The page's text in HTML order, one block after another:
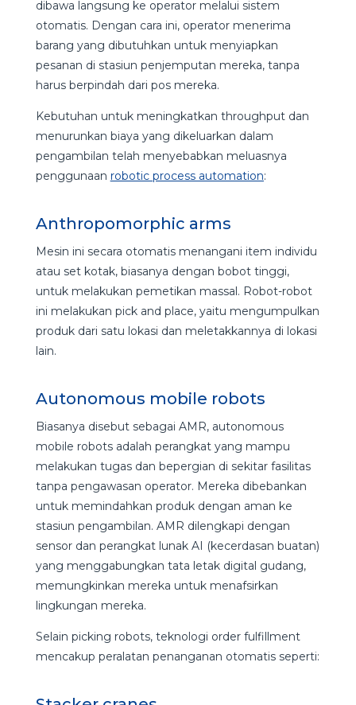
dibawa langsung ke operator melalui sistem
otomatis. Dengan cara ini, operator menerima
barang yang dibutuhkan untuk menyiapkan
pesanan di stasiun penjemputan mereka, tanpa
harus berpindah dari pos mereka.
Kebutuhan untuk meningkatkan throughput dan
menurunkan biaya yang dikeluarkan dalam
pengambilan telah menyebabkan meluasnya
penggunaan robotic process automation:
Anthropomorphic arms
Mesin ini secara otomatis menangani item individu
atau set kotak, biasanya dengan bobot tinggi,
untuk melakukan pemetikan massal. Robot-robot
ini melakukan pick and place, yaitu mengumpulkan
produk dari satu lokasi dan meletakkannya di lokasi
lain.
Autonomous mobile robots
Biasanya disebut sebagai AMR, autonomous
mobile robots adalah perangkat yang mampu
melakukan tugas dan bepergian di sekitar fasilitas
tanpa pengawasan operator. Mereka dibebankan
untuk memindahkan produk dengan aman ke
stasiun pengambilan. AMR dilengkapi dengan
sensor dan perangkat lunak AI (kecerdasan buatan)
yang menggabungkan tata letak digital gudang,
memungkinkan mereka untuk menafsirkan
lingkungan mereka.
Selain picking robots, teknologi order fulfillment
mencakup peralatan penanganan otomatis seperti: